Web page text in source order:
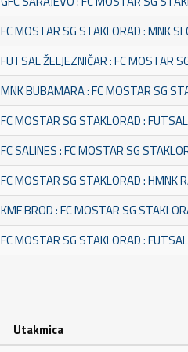
FC MOSTAR SG STAKLORAD : MNK
FUTSAL ŽELJEZNIČAR : FC MOSTAR
MNK BUBAMARA : FC MOSTAR SG
FC MOSTAR SG STAKLORAD :
FC SALINES : FC MOSTAR SG
FC MOSTAR SG STAKLORAD : HMNK
KMF BROD : FC MOSTAR SG
FC MOSTAR SG STAKLORAD :
Utakmica